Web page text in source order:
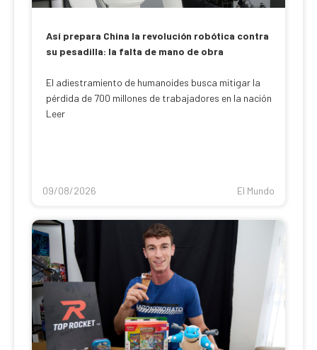
Así prepara China la revolución robótica contra
su pesadilla: la falta de mano de obra
El adiestramiento de humanoides busca mitigar la
pérdida de 700 millones de trabajadores en la nación
Leer
09/08/2026 El Mundo